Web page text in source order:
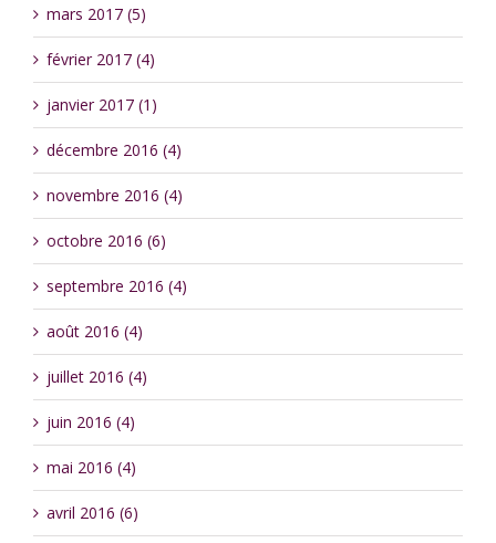
mars 2017 (5)
février 2017 (4)
janvier 2017 (1)
décembre 2016 (4)
novembre 2016 (4)
octobre 2016 (6)
septembre 2016 (4)
août 2016 (4)
juillet 2016 (4)
juin 2016 (4)
mai 2016 (4)
avril 2016 (6)